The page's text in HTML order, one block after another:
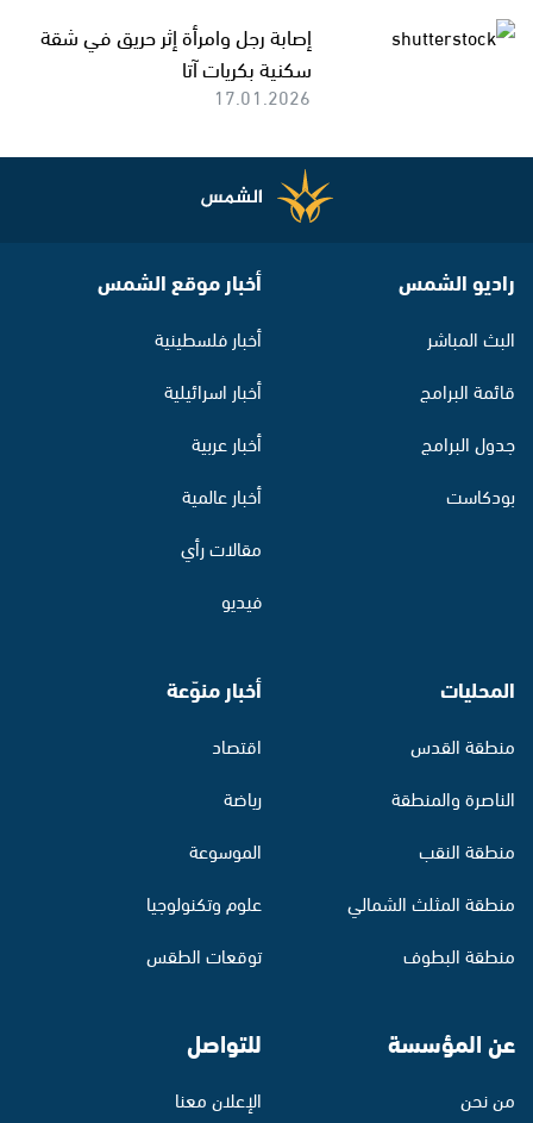
إصابة رجل وامرأة إثر حريق في شقة
سكنية بكريات آتا
17.01.2026
راديو الشمس
البث المباشر
قائمة البرامج
جدول البرامج
بودكاست
أخبار موقع الشمس
أخبار فلسطينية
أخبار اسرائيلية
أخبار عربية
أخبار عالمية
مقالات رأي
فيديو
المحليات
منطقة القدس
الناصرة والمنطقة
منطقة النقب
منطقة المثلث الشمالي
منطقة البطوف
أخبار منوّعة
اقتصاد
رياضة
الموسوعة
علوم وتكنولوجيا
توقعات الطقس
عن المؤسسة
من نحن
للتواصل
الإعلان معنا